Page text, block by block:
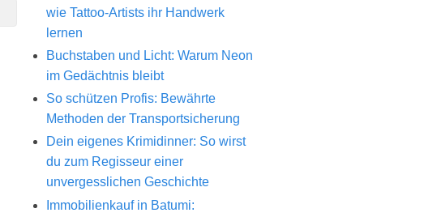
wie Tattoo-Artists ihr Handwerk
lernen
Buchstaben und Licht: Warum Neon
im Gedächtnis bleibt
So schützen Profis: Bewährte
Methoden der Transportsicherung
Dein eigenes Krimidinner: So wirst
du zum Regisseur einer
unvergesslichen Geschichte
Immobilienkauf in Batumi: